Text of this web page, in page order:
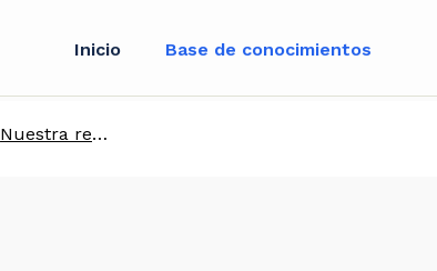
Inicio Base de conocimientos
Nuestra red P2P